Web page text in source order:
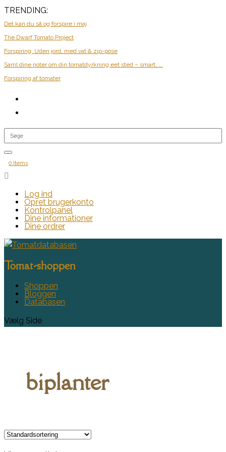
TRENDING:
Det kan du så og forspire i maj
The Dwarf Tomato Project
Forspiring: Uden jord, med vat & zip-pose
Saml dine noter om din tomatdyrkning eet sted – smart, ...
Forspiring af tomater
0 Items

Log ind
Opret brugerkonto
Kontrolpanel
Dine informationer
Dine ordrer
Tomat-shoppen
Shoppen
Bloggen
Databasen
Vælg Side
biplanter